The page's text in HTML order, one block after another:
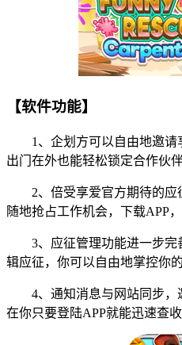
【软件功能】
1、企划方可以自由地邀请
出门在外也能轻松锁定合作伙
2、倍受享爱官方期待的应
随地抢占工作机会，下载APP
3、应征管理功能进一步完
辑应征，你可以自由地掌控你
4、通知消息与网站同步，
在你只要登陆APP就能迅速查